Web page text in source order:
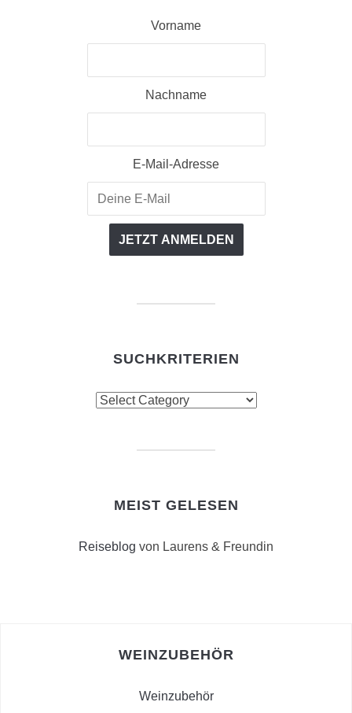
Vorname
Nachname
E-Mail-Adresse
SUCHKRITERIEN
MEIST GELESEN
Reiseblog von Laurens & Freundin
WEINZUBEHÖR
Weinzubehör